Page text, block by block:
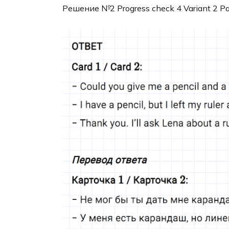
Решение №2 Progress check 4 Variant 2